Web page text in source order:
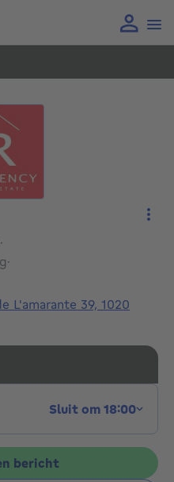
·
·
L'amarante 39, 1020
Sluit om 18:00
te geven
bericht